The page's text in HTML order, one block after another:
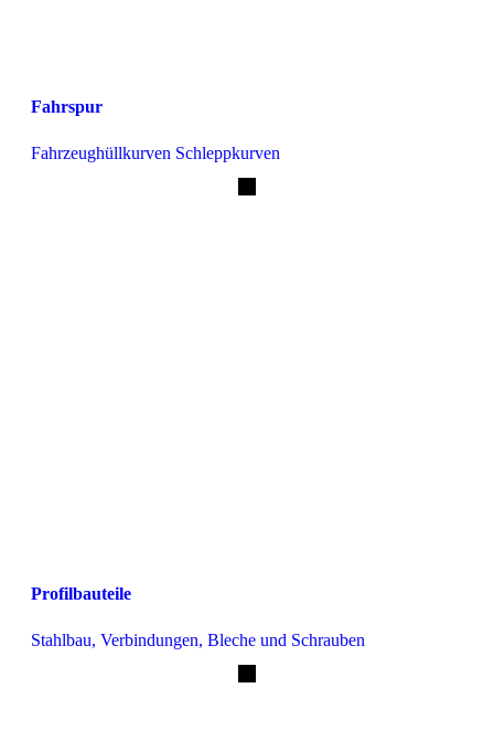
Fahrspur
Fahrzeughüllkurven Schleppkurven
Profilbauteile
Stahlbau, Verbindungen, Bleche und Schrauben